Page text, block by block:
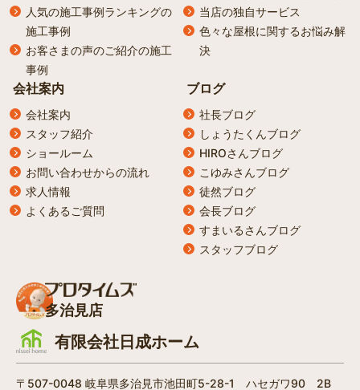
人気の施工事例ランキングの
施工事例
お客さまの声のご紹介の施工
事例
当店の独自サービス
色々な屋根に関するお悩み解
決
会社案内
会社案内
スタッフ紹介
ショールーム
お問い合わせからの流れ
求人情報
よくあるご質問
ブログ
社長ブログ
しょうたくんブログ
HIROさんブログ
こゆみさんブログ
徒然ブログ
会長ブログ
すまいるさんブログ
スタッフブログ
多治見店
有限会社日成ホーム
〒507-0048 岐阜県多治見市池田町5-28-1 ハセガワ90 2B